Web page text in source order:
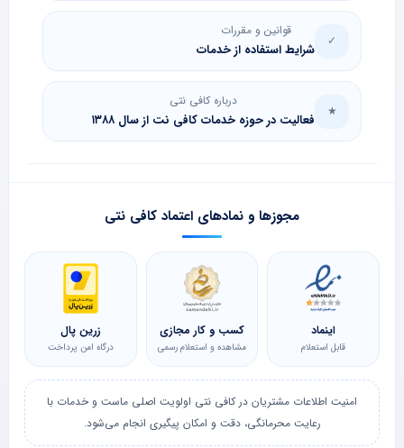
✓
قوانین و مقررات
شرایط استفاده از خدمات
★
درباره کافی نتی
فعالیت در حوزه خدمات کافی نت از سال ۱۳۸۸
مجوزها و نمادهای اعتماد کافی نتی
اینماد
قابل استعلام
کسب و کار مجازی
مشاهده و استعلام رسمی
زرین پال
درگاه امن پرداخت
امنیت اطلاعات مشتریان در کافی نتی اولویت اصلی ماست و خدمات با
رعایت محرمانگی، دقت و امکان پیگیری انجام می‌شود.